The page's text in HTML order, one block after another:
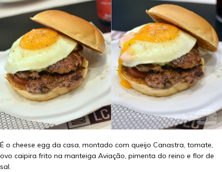
É o cheese egg da casa, montado com queijo Canastra, tomate,
ovo caipira frito na manteiga Aviação, pimenta do reino e flor de
sal.